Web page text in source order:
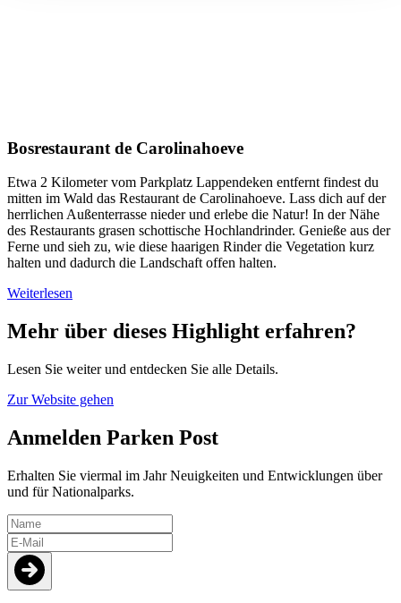
Bosrestaurant de Carolinahoeve
Etwa 2 Kilometer vom Parkplatz Lappendeken entfernt findest du
mitten im Wald das Restaurant de Carolinahoeve. Lass dich auf der
herrlichen Außenterrasse nieder und erlebe die Natur! In der Nähe
des Restaurants grasen schottische Hochlandrinder. Genieße aus der
Ferne und sieh zu, wie diese haarigen Rinder die Vegetation kurz
halten und dadurch die Landschaft offen halten.
Weiterlesen
Mehr über dieses Highlight erfahren?
Lesen Sie weiter und entdecken Sie alle Details.
Zur Website gehen
Anmelden Parken Post
Erhalten Sie viermal im Jahr Neuigkeiten und Entwicklungen über
und für Nationalparks.
Name
E-
Mail
Subscribe